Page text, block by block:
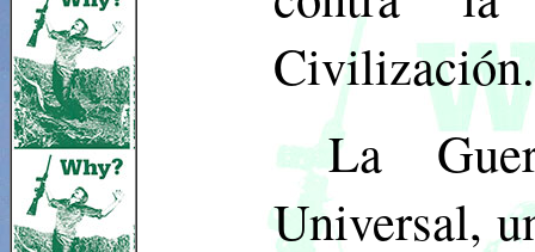
Civilización.
La
Universal,